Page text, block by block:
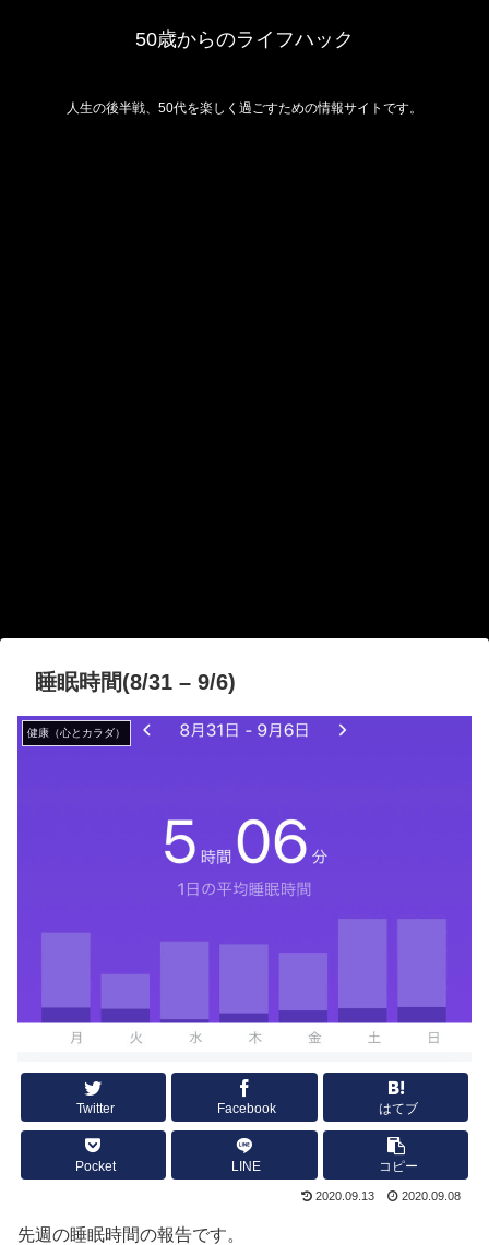
50歳からのライフハック
人生の後半戦、50代を楽しく過ごすための情報サイトです。
睡眠時間(8/31 – 9/6)
健康（心とカラダ）
Twitter Facebook はてブ
Pocket LINE コピー
2020.09.13 2020.09.08
先週の睡眠時間の報告です。